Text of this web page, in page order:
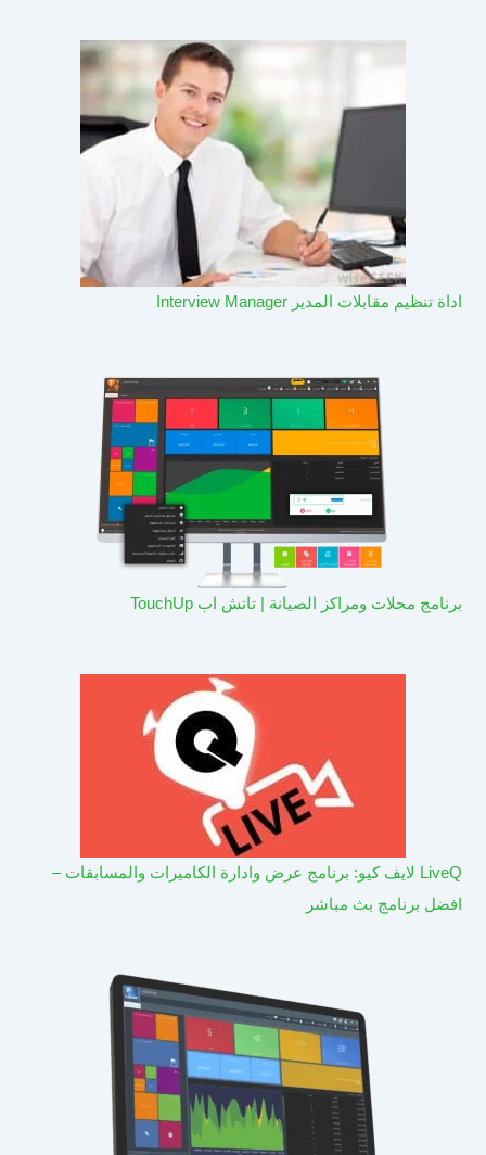
اداة تنظيم مقابلات المدير Interview Manager
برنامج محلات ومراكز الصيانة | تاتش اب TouchUp
LiveQ لايف كيو: برنامج عرض وادارة الكاميرات والمسابقات –
افضل برنامج بث مباشر